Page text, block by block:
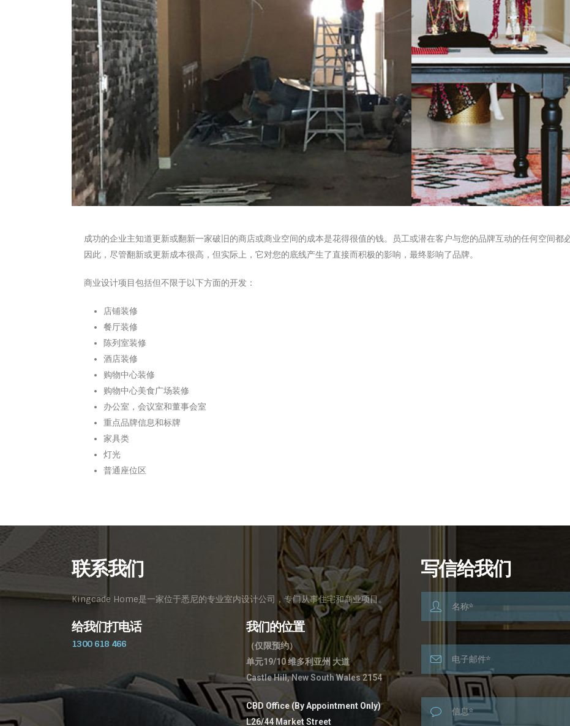
成功的企业主知道更新或翻新一家破旧的商店或商业空间的成本是花得很值的钱。员工或潜在客户与您的品牌互动的任何空间都
因此，尽管翻新或更新成本很高，但实际上，它对您的底线产生了直接而积极的影响，最终影响了品牌。
商业设计项目包括但不限于以下方面的开发：
店铺装修
餐厅装修
陈列室装修
酒店装修
购物中心装修
购物中心美食广场装修
办公室，会议室和董事会室
重点品牌信息和标牌
家具类
灯光
普通座位区
联系我们
Kingcade Home是一家位于悉尼的专业室内设计公司，专门从事住宅和商业项目。
给我们打电话
1300 618 466
我们的位置
（仅限预约）
单元19/10维多利亚州 大道
Castle Hill, New South Wales 2154
CBD Office (By Appointment Only)
L26/44 Market Street
写信给我们